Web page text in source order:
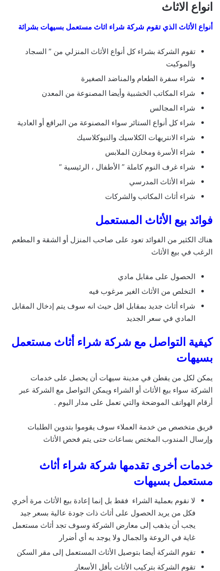
انواع الاثاث
أنواع الأثاث الذي تقوم شركة شراء اثاث مستعمل بسيهات بشرائة
تقوم الشركة بشراء كل أنواع الأثاث المنزلي من ” السجاد
والموكيت
شراء سفرة الطعام والمناضد الصغيرة
شراء المكاتب الخشبية وأيضا المصنوعة من المعدن
شراء المجالس
شراء كل أنواع الستائر سواء المصنوعة من البراقع أو العادية
شراء الانتريهات الكلاسيك والنيوكلاسيك
شراء الأسرة ومخازن الملابس
شراء غرف النوم كاملة ” الأطفال ، الرئيسية “
شراء الأثاث المدرسي
شراء أثاث المكاتب والشركات
فوائد بيع الأثاث المستعمل
هناك الكثير من الفوائد تعود على صاحب المنزل أو الشقة و المطعم
الرغب في بيع الأثاث
الحصول على مقابل مادي
التخلص من الأثاث الغير مرغوب فيه
شراء أثاث جديد بمقابل اقل حيث انه سوف يتم إدخال المقابل
المادي في سعر الجديد
كيفية التواصل مع شركة شراء أثاث مستعمل
بسيهات
يمكن لكل من يقطن في مدينة سيهات أن يحصل على خدمات
الشركة سواء بيع الأثاث أو الشراء ويمكن التواصل مع الشركة عبر
أرقام الهواتف الموضحة والتي تعمل على مدار اليوم .
فريق متخصص من خدمة العملاء سوف يقوموا بتدوين الطلبات
وإرسال المندوب المختص بساعات حتى يتم فحص الأثاث
خدمات أخرى تقدمها شركة شراء أثاث
مستعمل بسيهات
لا نقوم بعملية الشراء فقط بل إنما إعادة بيع الأثاث مرة أخري
فكل من يريد الحصول على أثاث ذات جودة عالية بسعر جيد
يجب أن يذهب إلى معارض الشركة وسوف تجد أثاث مستعمل
غاية في الروعة والجمال ولا يوجد به أي أضرار
تقوم الشركة أيضا بتوصيل الأثاث المستعمل إلى مقر السكن
تقوم الشركة بتركيب الأثاث بأقل الأسعار